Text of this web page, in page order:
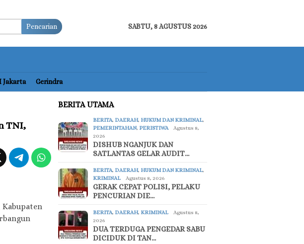
Pencarian SABTU, 8 AGUSTUS 2026
Jakarta Gerindra
TNI,
Kabupaten
BERITA UTAMA
BERITA, DAERAH, HUKUM DAN KRIMINAL,
PEMERINTAHAN, PERISTIWA
Agustus 8,
2026
DISHUB NGANJUK DAN
SATLANTAS GELAR AUDIT…
BERITA, DAERAH, HUKUM DAN KRIMINAL,
KRIMINAL
Agustus 8, 2026
GERAK CEPAT POLISI, PELAKU
PENCURIAN DIE…
BERITA, DAERAH, KRIMINAL
Agustus 8,
2026
DUA TERDUGA PENGEDAR SABU
DICIDUK DI TAN…